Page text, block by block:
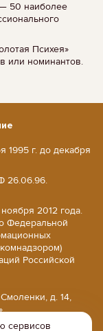
50 наиболее
Психея»
или номинантов.
1995 г. до декабря
26.06.96.
2012 года.
Федеральной
Российской
д. 14,
сервисов